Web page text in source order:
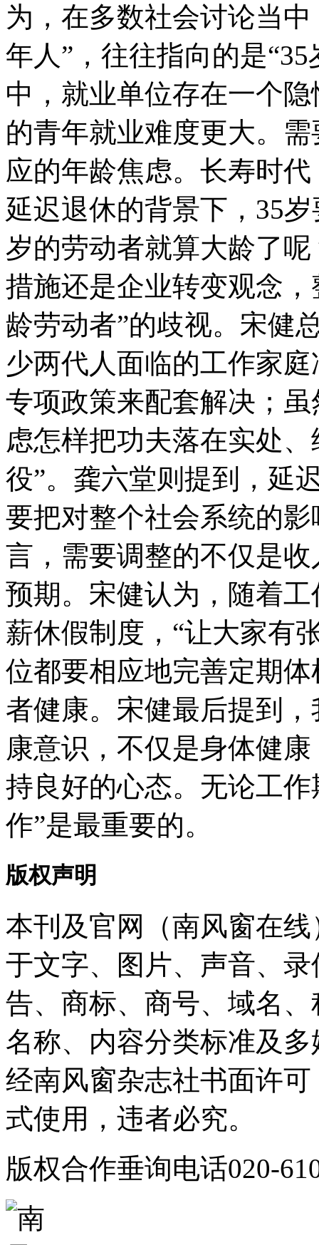
为，在多数社会讨论当
年人”，往往指向的是
中，就业单位存在一个
的青年就业难度更大。
应的年龄焦虑。长寿时
延迟退休的背景下，35
岁的劳动者就算大龄了
措施还是企业转变观念
龄劳动者”的歧视。宋健
少两代人面临的工作家
专项政策来配套解决；
虑怎样把功夫落在实处
役”。龚六堂则提到，延
要把对整个社会系统的
言，需要调整的不仅是
预期。宋健认为，随着
薪休假制度，“让大家有
位都要相应地完善定期
者健康。宋健最后提到
康意识，不仅是身体健
持良好的心态。无论工
作”是最重要的。
版权声明
本刊及官网（南风窗在
于文字、图片、声音、
告、商标、商号、域名
名称、内容分类标准及
经南风窗杂志社书面许
式使用，违者必究。
版权合作垂询电话020-